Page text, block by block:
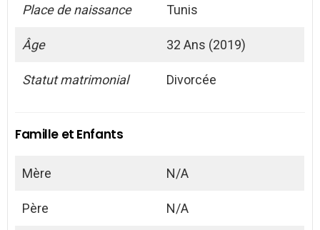
Place de naissance Tunis
Âge 32 Ans (2019)
Statut matrimonial Divorcée
Famille et Enfants
Mère N/A
Père N/A